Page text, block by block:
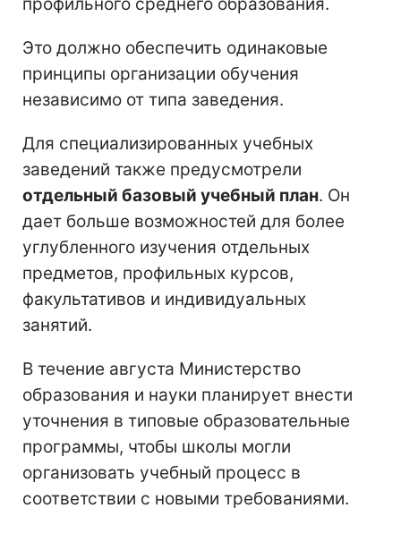
профильного среднего образования.
Это должно обеспечить одинаковые
принципы организации обучения
независимо от типа заведения.
Для специализированных учебных
заведений также предусмотрели
отдельный базовый учебный план. Он
дает больше возможностей для более
углубленного изучения отдельных
предметов, профильных курсов,
факультативов и индивидуальных
занятий.
В течение августа Министерство
образования и науки планирует внести
уточнения в типовые образовательные
программы, чтобы школы могли
организовать учебный процесс в
соответствии с новыми требованиями.